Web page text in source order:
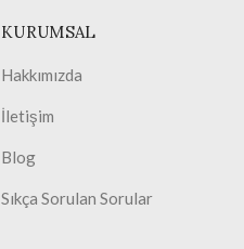
KURUMSAL
Hakkımızda
İletişim
Blog
Sıkça Sorulan Sorular